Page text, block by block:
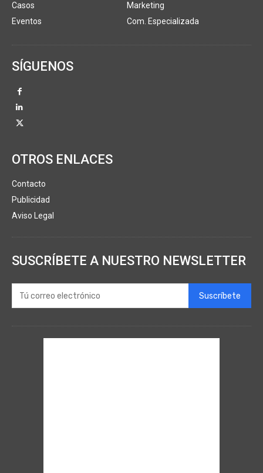
Casos
Eventos
Marketing
Com. Especializada
SÍGUENOS
OTROS ENLACES
Contacto
Publicidad
Aviso Legal
SUSCRÍBETE A NUESTRO NEWSLETTER
Suscríbete